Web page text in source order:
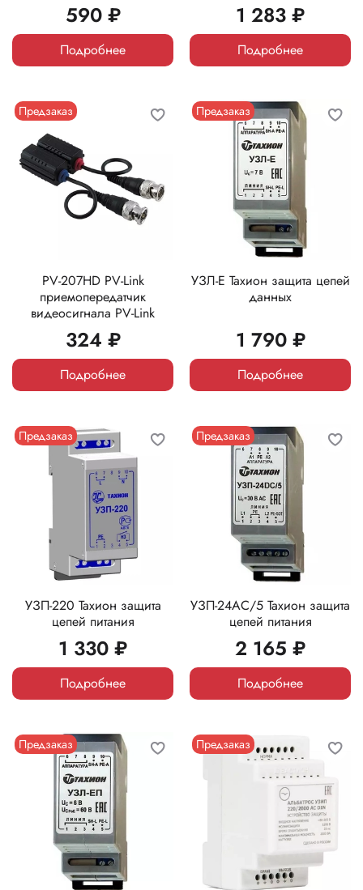
590 ₽
Подробнее
1 283 ₽
Подробнее
Предзаказ
PV-207HD PV-Link
приемопередатчик
видеосигнала PV-Link
324 ₽
Подробнее
Предзаказ
УЗЛ-Е Тахион защита цепей
данных
1 790 ₽
Подробнее
Предзаказ
УЗП-220 Тахион защита
цепей питания
1 330 ₽
Подробнее
Предзаказ
УЗП-24AC/5 Тахион защита
цепей питания
2 165 ₽
Подробнее
Предзаказ Предзаказ